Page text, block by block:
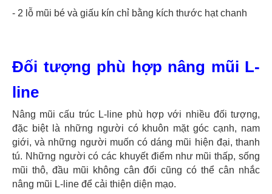
- 2 lỗ mũi bé và giấu kín chỉ bằng kích thước hạt chanh
Đối tượng phù hợp nâng mũi L-
line
Nâng mũi cấu trúc L-line phù hợp với nhiều đối tượng,
đặc biệt là những người có khuôn mặt góc cạnh, nam
giới, và những người muốn có dáng mũi hiện đại, thanh
tú. Những người có các khuyết điểm như mũi thấp, sống
mũi thô, đầu mũi không cân đối cũng có thể cân nhắc
nâng mũi L-line để cải thiện diện mạo.